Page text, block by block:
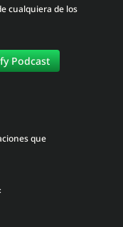
cualquiera de los
Podcast
que